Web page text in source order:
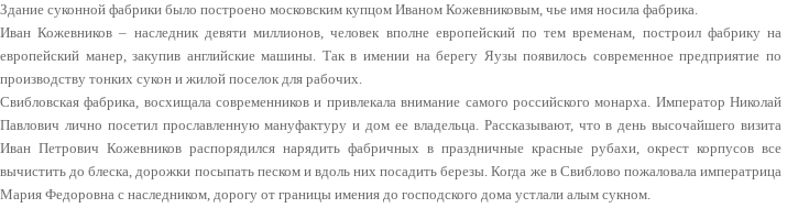
Здание суконной фабрики было построено московским купцом Иваном Кожевниковым, чье имя носила фабрика.
Иван Кожевников – наследник девяти миллионов, человек вполне европейский по тем временам, построил фабрику на
европейский манер, закупив английские машины. Так в имении на берегу Яузы появилось современное предприятие по
производству тонких сукон и жилой поселок для рабочих.
Свибловская фабрика, восхищала современников и привлекала внимание самого российского монарха. Император Николай
Павлович лично посетил прославленную мануфактуру и дом ее владельца. Рассказывают, что в день высочайшего визита
Иван Петрович Кожевников распорядился нарядить фабричных в праздничные красные рубахи, окрест корпусов все
вычистить до блеска, дорожки посыпать песком и вдоль них посадить березы. Когда же в Свиблово пожаловала императрица
Мария Федоровна с наследником, дорогу от границы имения до господского дома устлали алым сукном.